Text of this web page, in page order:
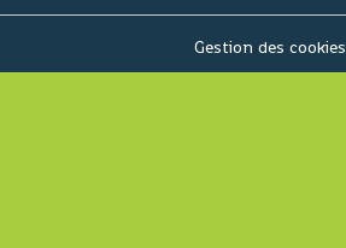
Gestion des cookies